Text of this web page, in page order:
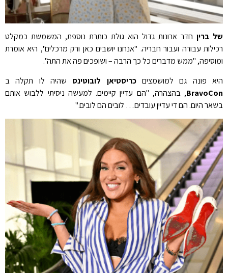
של ברין חדר ארונות גדול הוא גולת כותרת נוספת, המשמשת כמקלט
רכילות עבורה ועבור חבריה. "אנחנו יושבים כאן ורק מרכלים", היא אומרת
ומוסיפה, "ממש מדברים כל כך הרבה – ושופכים פה את התה".
היא פונה גם למושמציםכריסטיאן לובוטינס שהיה לו תקלה ב
BravoCon, בהצהרה, "הם עדיין קיימים. למעשה ניסיתי ללבוש אותם
בשאר היום. הם די עדיין עובדים… לובים הם לובים."